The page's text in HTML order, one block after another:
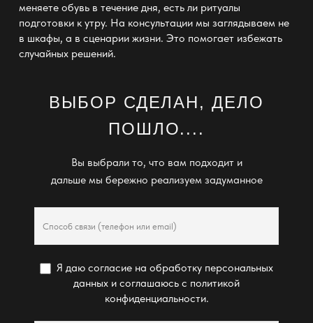
меняете обувь в течение дня, есть ли ритуалы
подготовки к утру. На консультации мы заглядываем не
в шкафы, а в сценарии жизни. Это помогает избежать
случайных решений.
ВЫБОР СДЕЛАН, ДЕЛО
ПОШЛО....
Вы выбрали то, что вам подходит и
дальше мы бережно реализуем задуманное
Я даю согласие на обработку персональных
данных и соглашаюсь с политикой
конфиденциальности.